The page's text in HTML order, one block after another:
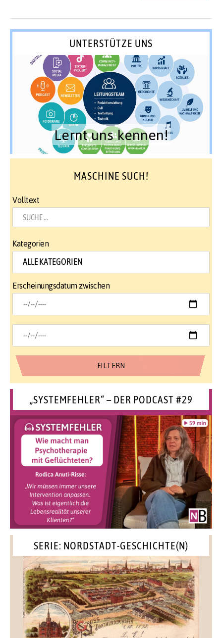
UNTERSTÜTZE UNS
Lernt uns kennen!
MASCHINE SUCH!
Volltext
Kategorien
Erscheinungsdatum zwischen
„SYSTEMFEHLER“ – DER PODCAST #29
SERIE: NORDSTADT-GESCHICHTE(N)